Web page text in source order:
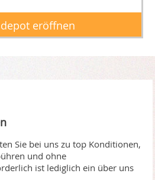
eröffnen
Sie bei uns zu top Konditionen,
und ohne
ist lediglich ein über uns